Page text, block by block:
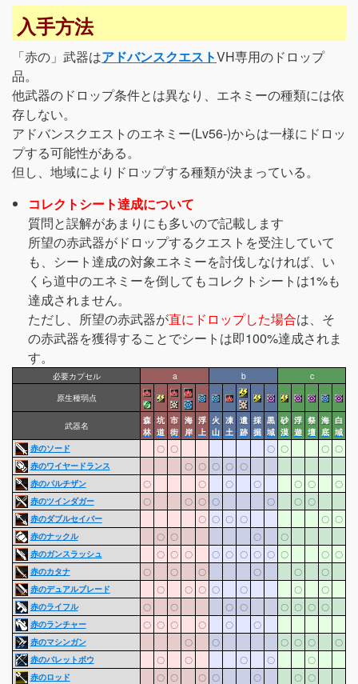
入手方法
「赤の」武器はアドバンスクエストVH専用のドロップ
品。
他武器のドロップ条件とは異なり、エネミーの種類には依
存しない。
アドバンスクエストのエネミー(Lv56-)からは一様にドロッ
プする可能性がある。
但し、地域によりドロップする種類が決まっている。
コレクトシート達成について
質問と誤解があまりにも多いので記載します
所望の赤武器がドロップするクエストを受注していて
も、シート達成の対象エネミーを討伐しなければ、い
くら道中のエネミーを倒してもコレクトシートは1%も
達成されません。
ただし、所望の赤武器が直にドロップした場合は、そ
の赤武器を獲得することでシートは即100%達成されま
す。
必要カプセル a b
c
原生種弱点
武器名
森
林
坑
道
市
街
海
岸
浮
上
火
山
凍
土
遺
跡
採
掘
黒
域
砂
漠
浮
遊
祭
壇
海
底
白
域
赤のソード
〇 〇 〇 〇 〇 〇
赤のワイヤードランス
〇 〇 〇 〇 〇
赤のパルチザン
〇 〇 〇 〇 〇 〇
〇
赤のツインダガー
〇 〇 〇 〇 〇 〇 〇
赤のダブルセイバー
〇 〇 〇 〇 〇 〇
赤のナックル
〇 〇 〇
〇
赤のガンスラッシュ
〇 〇 〇 〇 〇 〇 〇 〇 〇 〇 〇
赤のカタナ
〇 〇 〇 〇 〇
〇
赤のデュアルブレード
〇 〇 〇 〇 〇 〇
〇
赤のライフル
〇 〇 〇 〇 〇 〇 〇 〇
赤のランチャー
〇 〇 〇 〇 〇
〇
赤のマシンガン
〇 〇 〇 〇 〇
〇
赤のバレットボウ
〇 〇 〇 〇
〇
赤のロッド
〇 〇 〇 〇 〇 〇 〇